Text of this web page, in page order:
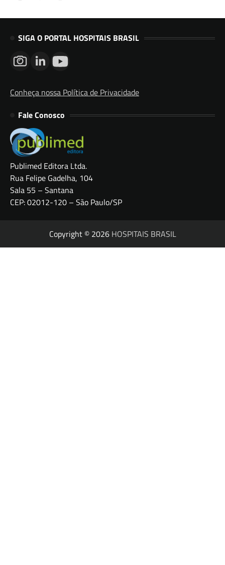
SIGA O PORTAL HOSPITAIS BRASIL
Conheça nossa Política de Privacidade
Fale Conosco
Publimed Editora Ltda.
Rua Felipe Gadelha, 104
Sala 55 – Santana
CEP: 02012-120 – São Paulo/SP
Copyright © 2026 HOSPITAIS BRASIL